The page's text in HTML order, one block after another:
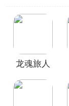
龙魂旅人